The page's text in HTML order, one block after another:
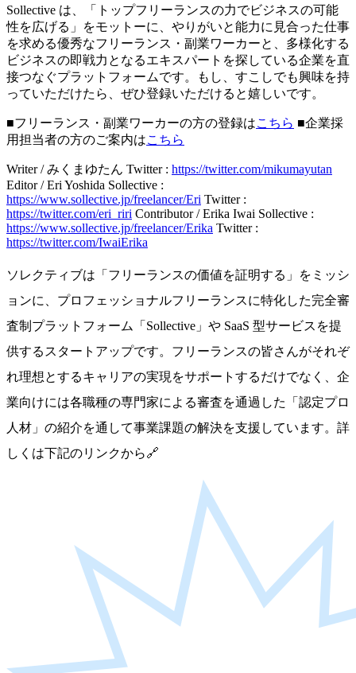
Sollective は、「トップフリーランスの力でビジネスの可能
性を広げる」をモットーに、やりがいと能力に見合った仕事
を求める優秀なフリーランス・副業ワーカーと、多様化する
ビジネスの即戦力となるエキスパートを探している企業を直
接つなぐプラットフォームです。もし、すこしでも興味を持
っていただけたら、ぜひ登録いただけると嬉しいです。
■フリーランス・副業ワーカーの方の登録はこちら ■企業採
用担当者の方のご案内はこちら
Writer / みくまゆたん Twitter : https://twitter.com/mikumayutan
Editor / Eri Yoshida Sollective :
https://www.sollective.jp/freelancer/Eri Twitter :
https://twitter.com/eri_riri Contributor / Erika Iwai Sollective :
https://www.sollective.jp/freelancer/Erika Twitter :
https://twitter.com/IwaiErika
ソレクティブは「フリーランスの価値を証明する」をミッシ
ョンに、プロフェッショナルフリーランスに特化した完全審
査制プラットフォーム「Sollective」や SaaS 型サービスを提
供するスタートアップです。フリーランスの皆さんがそれぞ
れ理想とするキャリアの実現をサポートするだけでなく、企
業向けには各職種の専門家による審査を通過した「認定プロ
人材」の紹介を通して事業課題の解決を支援しています。詳
しくは下記のリンクから🔗